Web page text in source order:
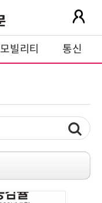
모빌리티 통신